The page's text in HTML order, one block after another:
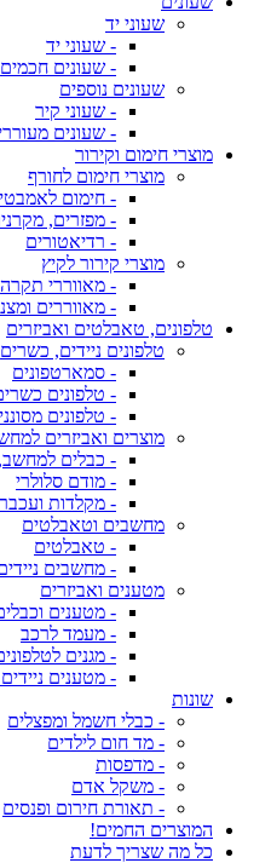
שעוני יד
- שעוני יד
- שעונים חכמים
שעונים נוספים
- שעוני קיר
- שעונים
מוצרי חימום וקירור
מוצרי חימום לחורף
- חימום
- מפזרים,
- רדיאטורים
מוצרי קירור לקיץ
- מאווררי תקרה
- מאווררים
טלפונים, טאבלטים ואביזרים
טלפונים ניידים,
- סמארטפונים
- טלפונים
- טלפונים
מוצרים ואביזרים
- כבלים
- מודם סלולרי
- מקלדות
מחשבים וטאבלטים
- טאבלטים
- מחשבים ניידים
מטענים ואביזרים
- מטענים
- מעמד לרכב
- מגנים
- מטענים ניידים
שונות
- כבלי חשמל ומפצלים
- מד חום לילדים
- מדפסות
- משקל אדם
- תאורת חירום ופנסים
המוצרים החמים!
כל מה שצריך לדעת